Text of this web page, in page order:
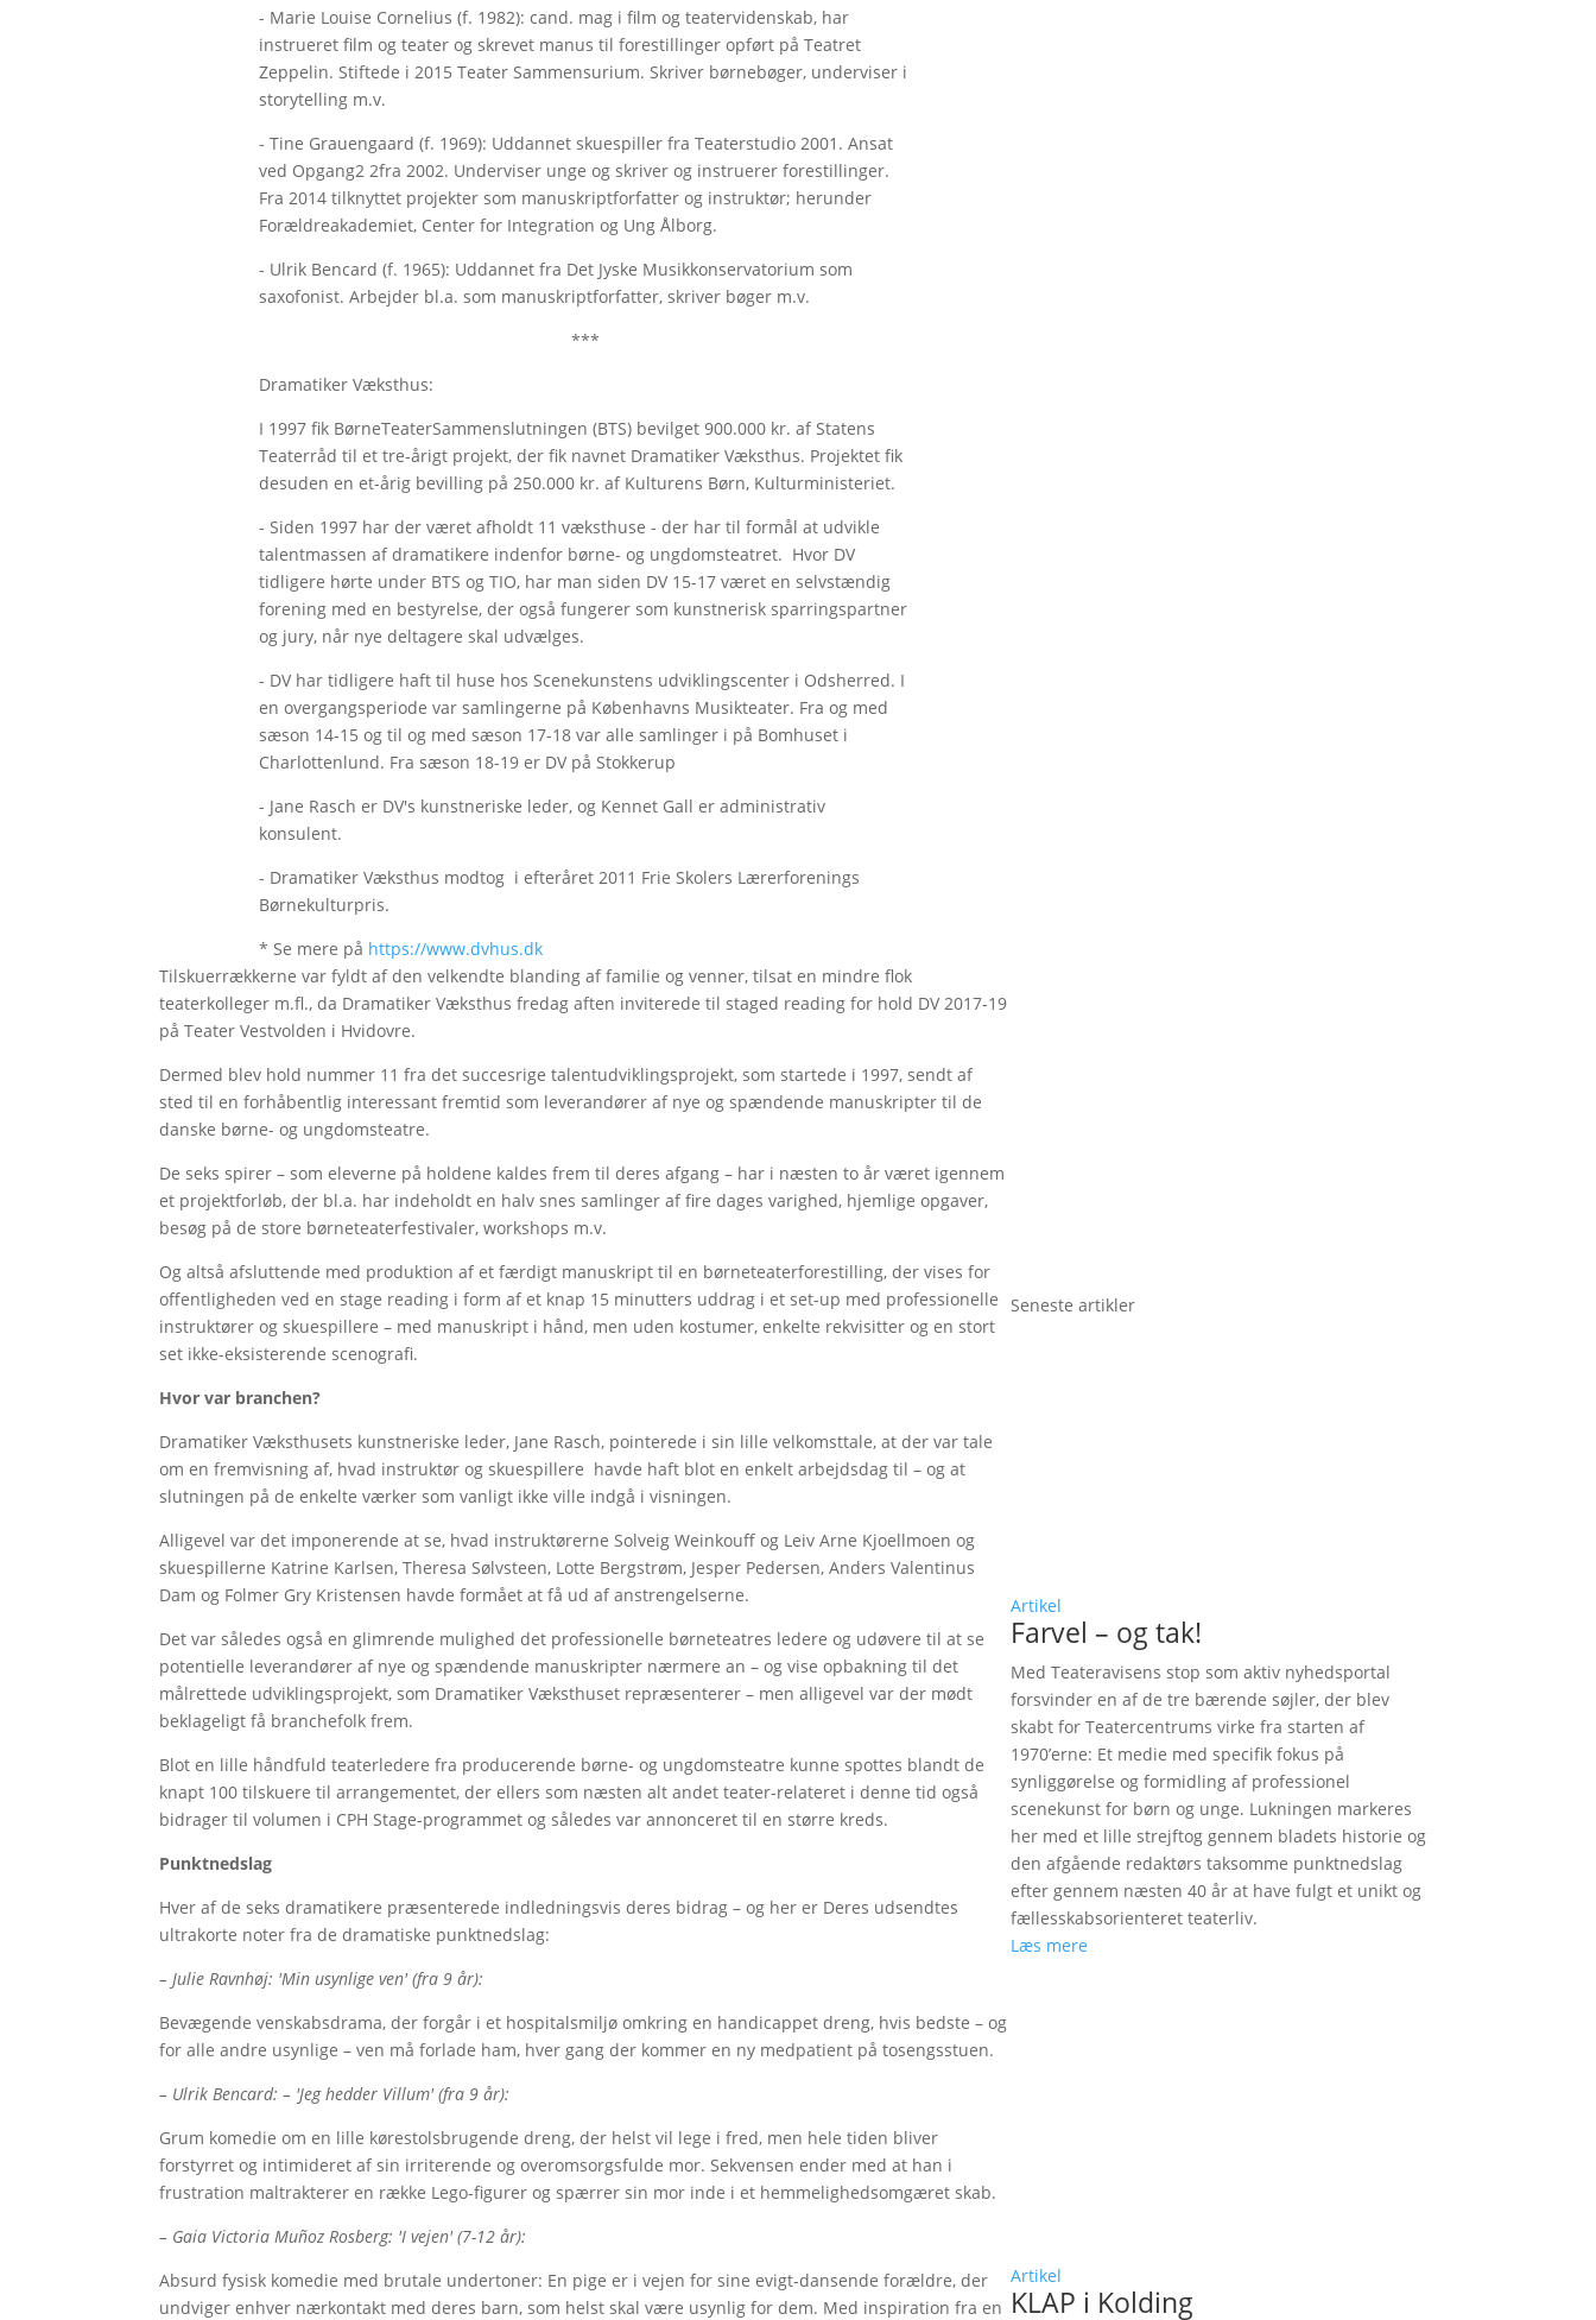
- Marie Louise Cornelius (f. 1982): cand. mag i film og teatervidenskab, har
instrueret film og teater og skrevet manus til forestillinger opført på Teatret
Zeppelin. Stiftede i 2015 Teater Sammensurium. Skriver børnebøger, underviser i
storytelling m.v.
- Tine Grauengaard (f. 1969): Uddannet skuespiller fra Teaterstudio 2001. Ansat
ved Opgang2 2fra 2002. Underviser unge og skriver og instruerer forestillinger.
Fra 2014 tilknyttet projekter som manuskriptforfatter og instruktør; herunder
Forældreakademiet, Center for Integration og Ung Ålborg.
- Ulrik Bencard (f. 1965): Uddannet fra Det Jyske Musikkonservatorium som
saxofonist. Arbejder bl.a. som manuskriptforfatter, skriver bøger m.v.
***
Dramatiker Væksthus:
I 1997 fik BørneTeaterSammenslutningen (BTS) bevilget 900.000 kr. af Statens
Teaterråd til et tre-årigt projekt, der fik navnet Dramatiker Væksthus. Projektet fik
desuden en et-årig bevilling på 250.000 kr. af Kulturens Børn, Kulturministeriet.
- Siden 1997 har der været afholdt 11 væksthuse - der har til formål at udvikle
talentmassen af dramatikere indenfor børne- og ungdomsteatret. Hvor DV
tidligere hørte under BTS og TIO, har man siden DV 15-17 været en selvstændig
forening med en bestyrelse, der også fungerer som kunstnerisk sparringspartner
og jury, når nye deltagere skal udvælges.
- DV har tidligere haft til huse hos Scenekunstens udviklingscenter i Odsherred. I
en overgangsperiode var samlingerne på Københavns Musikteater. Fra og med
sæson 14-15 og til og med sæson 17-18 var alle samlinger i på Bomhuset i
Charlottenlund. Fra sæson 18-19 er DV på Stokkerup
- Jane Rasch er DV's kunstneriske leder, og Kennet Gall er administrativ
konsulent.
- Dramatiker Væksthus modtog i efteråret 2011 Frie Skolers Lærerforenings
Børnekulturpris.
* Se mere på https://www.dvhus.dk
Tilskuerrækkerne var fyldt af den velkendte blanding af familie og venner, tilsat en mindre flok
teaterkolleger m.fl., da Dramatiker Væksthus fredag aften inviterede til staged reading for hold DV 2017-19
på Teater Vestvolden i Hvidovre.
Dermed blev hold nummer 11 fra det succesrige talentudviklingsprojekt, som startede i 1997, sendt af
sted til en forhåbentlig interessant fremtid som leverandører af nye og spændende manuskripter til de
danske børne- og ungdomsteatre.
De seks spirer – som eleverne på holdene kaldes frem til deres afgang – har i næsten to år været igennem
et projektforløb, der bl.a. har indeholdt en halv snes samlinger af fire dages varighed, hjemlige opgaver,
besøg på de store børneteaterfestivaler, workshops m.v.
Og altså afsluttende med produktion af et færdigt manuskript til en børneteaterforestilling, der vises for
offentligheden ved en stage reading i form af et knap 15 minutters uddrag i et set-up med professionelle
instruktører og skuespillere – med manuskript i hånd, men uden kostumer, enkelte rekvisitter og en stort
set ikke-eksisterende scenografi.
Hvor var branchen?
Dramatiker Væksthusets kunstneriske leder, Jane Rasch, pointerede i sin lille velkomsttale, at der var tale
om en fremvisning af, hvad instruktør og skuespillere havde haft blot en enkelt arbejdsdag til – og at
slutningen på de enkelte værker som vanligt ikke ville indgå i visningen.
Alligevel var det imponerende at se, hvad instruktørerne Solveig Weinkouff og Leiv Arne Kjoellmoen og
skuespillerne Katrine Karlsen, Theresa Sølvsteen, Lotte Bergstrøm, Jesper Pedersen, Anders Valentinus
Dam og Folmer Gry Kristensen havde formået at få ud af anstrengelserne.
Det var således også en glimrende mulighed det professionelle børneteatres ledere og udøvere til at se
potentielle leverandører af nye og spændende manuskripter nærmere an – og vise opbakning til det
målrettede udviklingsprojekt, som Dramatiker Væksthuset repræsenterer – men alligevel var der mødt
beklageligt få branchefolk frem.
Blot en lille håndfuld teaterledere fra producerende børne- og ungdomsteatre kunne spottes blandt de
knapt 100 tilskuere til arrangementet, der ellers som næsten alt andet teater-relateret i denne tid også
bidrager til volumen i CPH Stage-programmet og således var annonceret til en større kreds.
Punktnedslag
Hver af de seks dramatikere præsenterede indledningsvis deres bidrag – og her er Deres udsendtes
ultrakorte noter fra de dramatiske punktnedslag:
– Julie Ravnhøj: 'Min usynlige ven' (fra 9 år):
Bevægende venskabsdrama, der forgår i et hospitalsmiljø omkring en handicappet dreng, hvis bedste – og
for alle andre usynlige – ven må forlade ham, hver gang der kommer en ny medpatient på tosengsstuen.
– Ulrik Bencard: – 'Jeg hedder Villum' (fra 9 år):
Grum komedie om en lille kørestolsbrugende dreng, der helst vil lege i fred, men hele tiden bliver
forstyrret og intimideret af sin irriterende og overomsorgsfulde mor. Sekvensen ender med at han i
frustration maltrakterer en række Lego-figurer og spærrer sin mor inde i et hemmelighedsomgæret skab.
– Gaia Victoria Muñoz Rosberg: 'I vejen' (7-12 år):
Absurd fysisk komedie med brutale undertoner: En pige er i vejen for sine evigt-dansende forældre, der
undviger enhver nærkontakt med deres barn, som helst skal være usynlig for dem. Med inspiration fra en
Seneste artikler
Artikel
Farvel – og tak!
Med Teateravisens stop som aktiv nyhedsportal
forsvinder en af de tre bærende søjler, der blev
skabt for Teatercentrums virke fra starten af
1970’erne: Et medie med specifik fokus på
synliggørelse og formidling af professionel
scenekunst for børn og unge. Lukningen markeres
her med et lille strejftog gennem bladets historie og
den afgående redaktørs taksomme punktnedslag
efter gennem næsten 40 år at have fulgt et unikt og
fællesskabsorienteret teaterliv.
Læs mere
Artikel
KLAP i Kolding